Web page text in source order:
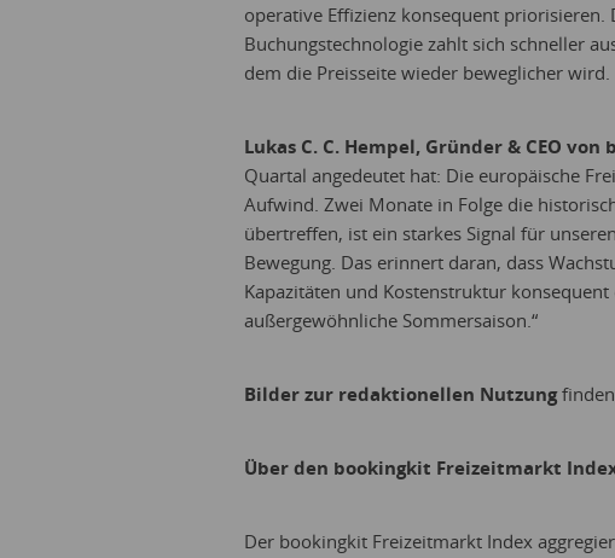
operative Effizienz konsequent priorisieren.
Buchungstechnologie zahlt sich schneller
dem die Preisseite wieder beweglicher wird.
Lukas C. C. Hempel, Gründer & CEO von
Quartal angedeutet hat: Die europäische
Aufwind. Zwei Monate in Folge die
übertreffen, ist ein starkes Signal für
Bewegung. Das erinnert daran, dass
Kapazitäten und Kostenstruktur
außergewöhnliche Sommersaison.“
Bilder zur redaktionellen Nutzungfinden
Über den bookingkit Freizeitmarkt
Der bookingkit Freizeitmarkt Index